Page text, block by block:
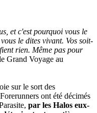
et c'est pourquoi vous le
le dites vivant. Vos soit-
rien. Même pas pour
Grand Voyage au
sur le sort des
ont été décimés
par les Halos eux-